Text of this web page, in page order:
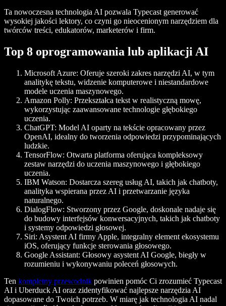
Ta nowoczesna technologia AI pozwala Typecast generować
wysokiej jakości lektory, co czyni go nieocenionym narzędziem dla
twórców treści, edukatorów, marketerów i firm.
Top 8 oprogramowania lub aplikacji AI
Microsoft Azure: Oferuje szeroki zakres narzędzi AI, w tym
analitykę tekstu, widzenie komputerowe i niestandardowe
modele uczenia maszynowego.
Amazon Polly: Przekształca tekst w realistyczną mowę,
wykorzystując zaawansowane technologie głębokiego
uczenia.
ChatGPT: Model AI oparty na tekście opracowany przez
OpenAI, idealny do tworzenia odpowiedzi przypominających
ludzkie.
TensorFlow: Otwarta platforma oferująca kompleksowy
zestaw narzędzi do uczenia maszynowego i głębokiego
uczenia.
IBM Watson: Dostarcza szereg usług AI, takich jak chatboty,
analityka wspierana przez AI i przetwarzanie języka
naturalnego.
DialogFlow: Stworzony przez Google, doskonale nadaje się
do budowy interfejsów konwersacyjnych, takich jak chatboty
i systemy odpowiedzi głosowej.
Siri: Asystent AI firmy Apple, integralny element ekosystemu
iOS, oferujący funkcje sterowania głosowego.
Google Assistant: Głosowy asystent AI Google, biegły w
rozumieniu i wykonywaniu poleceń głosowych.
Ten kompletny przewodnik powinien pomóc Ci zrozumieć Typecast
AI i Uberduck AI oraz zidentyfikować najlepsze narzędzia AI
dopasowane do Twoich potrzeb. W miarę jak technologia AI nadal